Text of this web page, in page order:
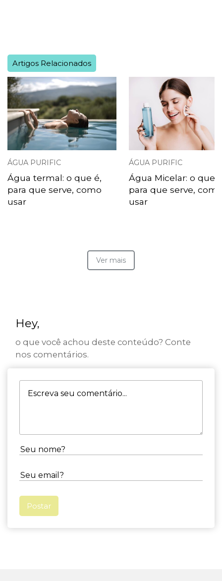
Artigos Relacionados
ÁGUA PURIFIC
Água termal: o que é,
para que serve, como
usar
ÁGUA PURIFIC
Água Micelar: o que
para que serve,
usar
Ver mais
Hey,
o que você achou deste conteúdo? Conte
nos comentários.